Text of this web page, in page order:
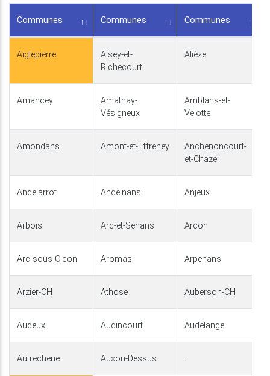
Communes Communes Communes
Aiglepierre
Aisey-et-
Richecourt
Alièze
Amancey
Amathay-
Vésigneux
Amblans-et-
Velotte
Amondans Amont-et-Effreney
Anchenoncourt-
et-Chazel
Andelarrot Andelnans Anjeux
Arbois Arc-et-Senans Arçon
Arc-sous-Cicon Aromas Arpenans
Arzier-CH Athose Auberson-CH
Audeux Audincourt Audelange
Autrechene Auxon-Dessus .